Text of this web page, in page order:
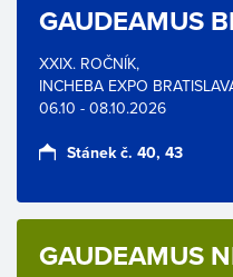
GAUDEAMUS
XXIX. ROČNÍK,
INCHEBA EXPO
06.10 - 08.10.2026
Stánek č. 40, 43
GAUDEAMUS